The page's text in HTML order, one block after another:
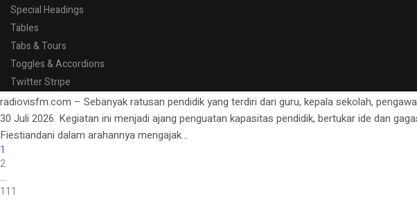
Special Headings
Tables
Tabs & Tours
Toggles & Accordions
Twitter Stripe
POST
July 29, 2026July 29, 2026
Banyuwangi Gelar Bincang Pendidikan,
radiovisfm.com – Sebanyak ratusan pendidik yang terdiri dari guru, kepala sekolah,
30 Juli 2026. Kegiatan ini menjadi ajang penguatan kapasitas pendidik, bertukar ide dan
Fiestiandani dalam arahannya mengajak...
1
2
…
111